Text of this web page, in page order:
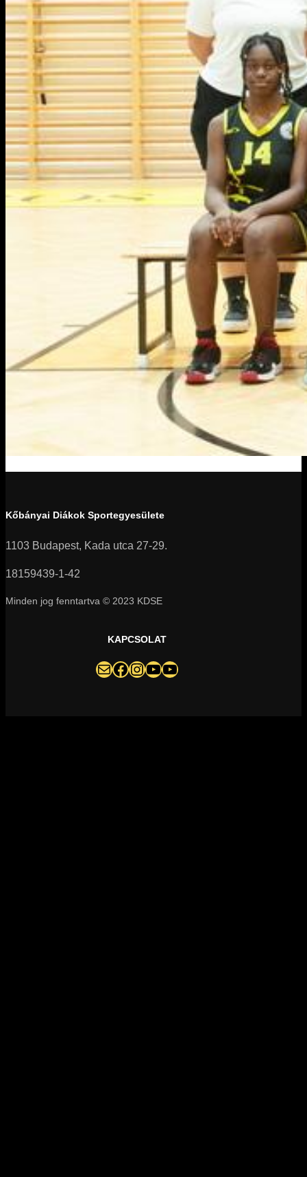
Kőbányai Diákok Sportegyesülete
1103 Budapest, Kada utca 27-29.
18159439-1-42
Minden jog fenntartva © 2023 KDSE
KAPCSOLAT
darazsak@darazsak.hu @kobanyaidarazsak @darazsak Kőbányai Darazsak csatorna Darazsak Online Basketball csatorna